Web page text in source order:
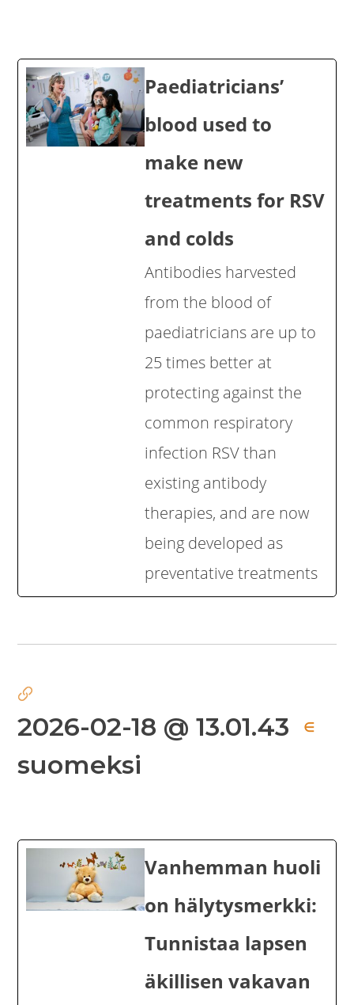
Paediatricians’
blood used to
make new
treatments for RSV
and colds
Antibodies harvested
from the blood of
paediatricians are up to
25 times better at
protecting against the
common respiratory
infection RSV than
existing antibody
therapies, and are now
being developed as
preventative treatments
2026-02-18 @ 13.01.43 ∈
suomeksi
Vanhemman huoli
on hälytysmerkki:
Tunnistaa lapsen
äkillisen vakavan